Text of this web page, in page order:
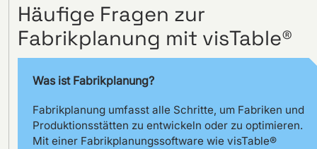
Visuelles Management bei
Fendt am Standort
Häufige Fragen zur
Fabrikplanung mit visTable®
Was ist Fabrikplanung?
Fabrikplanung umfasst alle Schritte, um Fabriken und
Produktionsstätten zu entwickeln oder zu optimieren.
Mit einer Fabrikplanungssoftware wie visTable®